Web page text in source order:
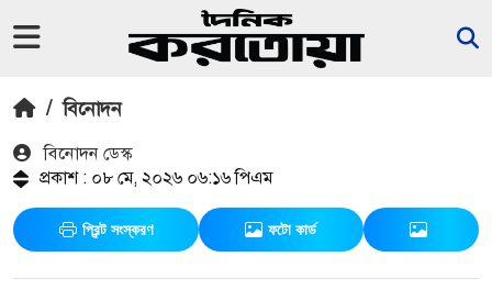
/ বিনোদন
বিনোদন ডেস্ক
প্রকাশ : ০৮ মে, ২০২৬ ০৬:১৬ পিএম
প্রিন্ট সংস্করণ ফটো কার্ড